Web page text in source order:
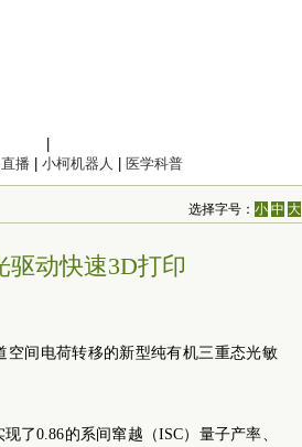
播 小柯机器人 医学科普
选择字号：小 中 大
驱动快速3D打印
间电荷转移的新型纯有机三重态光敏
了0.86的系间窜越（ISC）量子产率、